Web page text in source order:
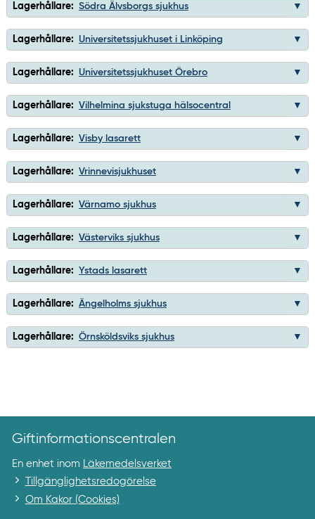
Lagerhållare: Södra Älvsborgs sjukhus
Lagerhållare: Universitetssjukhuset i Linköping
Lagerhållare: Universitetssjukhuset Örebro
Lagerhållare: Vilhelmina sjukstuga hälsocentral
Lagerhållare: Visby lasarett
Lagerhållare: Vrinnevisjukhuset
Lagerhållare: Värnamo sjukhus
Lagerhållare: Västerviks sjukhus
Lagerhållare: Ystads lasarett
Lagerhållare: Ängelholms sjukhus
Lagerhållare: Örnsköldsviks sjukhus
Giftinformationscentralen
En enhet inom
Läkemedelsverket
Tillgänglighetsredogörelse
Om Kakor (Cookies)